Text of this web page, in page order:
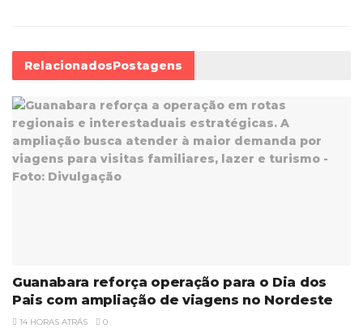
RelacionadosPostagens
Guanabara reforça operação para o Dia dos
Pais com ampliação de viagens no Nordeste
14 HORAS ATRÁS 0